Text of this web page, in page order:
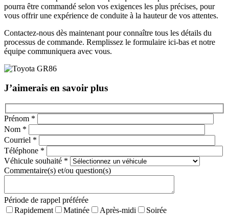
pourra être commandé selon vos exigences les plus précises, pour
vous offrir une expérience de conduite à la hauteur de vos attentes.
Contactez-nous dès maintenant pour connaître tous les détails du
processus de commande. Remplissez le formulaire ici-bas et notre
équipe communiquera avec vous.
J’aimerais en savoir plus
Prénom *
Nom *
Courriel *
Téléphone *
Véhicule souhaité *
Commentaire(s) et/ou question(s)
Période de rappel préférée
Rapidement
Matinée Après-midi
Soirée